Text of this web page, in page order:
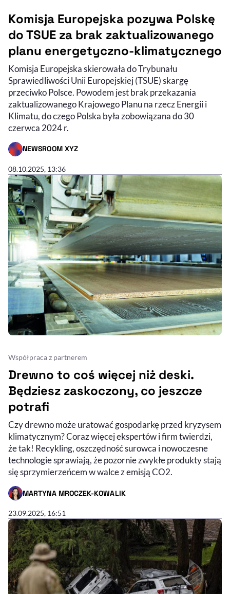
Komisja Europejska pozywa Polskę
do TSUE za brak zaktualizowanego
planu energetyczno-klimatycznego
Komisja Europejska skierowała do Trybunału
Sprawiedliwości Unii Europejskiej (TSUE) skargę
przeciwko Polsce. Powodem jest brak przekazania
zaktualizowanego Krajowego Planu na rzecz Energii i
Klimatu, do czego Polska była zobowiązana do 30
czerwca 2024 r.
NEWSROOM XYZ
- AUTOR ARTYKUŁU - PROFIL
08.10.2025, 13:36
Współpraca z partnerem
Drewno to coś więcej niż deski.
Będziesz zaskoczony, co jeszcze
potrafi
Czy drewno może uratować gospodarkę przed kryzysem
klimatycznym? Coraz więcej ekspertów i firm twierdzi,
że tak! Recykling, oszczędność surowca i nowoczesne
technologie sprawiają, że pozornie zwykłe produkty stają
się sprzymierzeńcem w walce z emisją CO2.
MARTYNA MROCZEK-KOWALIK
- AUTOR ARTYKUŁU - PROFIL
23.09.2025, 16:51